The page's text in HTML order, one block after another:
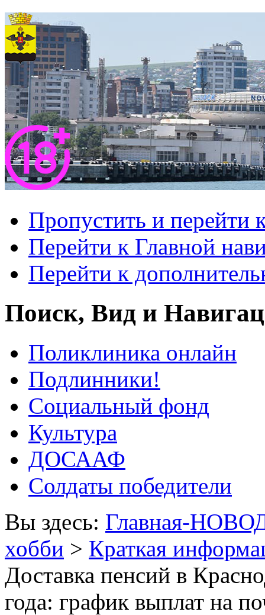
Пропустить и перейти
Перейти к Главной
Перейти к
Поиск, Вид и
Поликлиника онлайн
Подлинники!
Социальный фонд
Культура
ДОСААФ
Солдаты победители
Вы здесь: Главная-
хобби > Краткая
Доставка пенсий в
года: график выплат на